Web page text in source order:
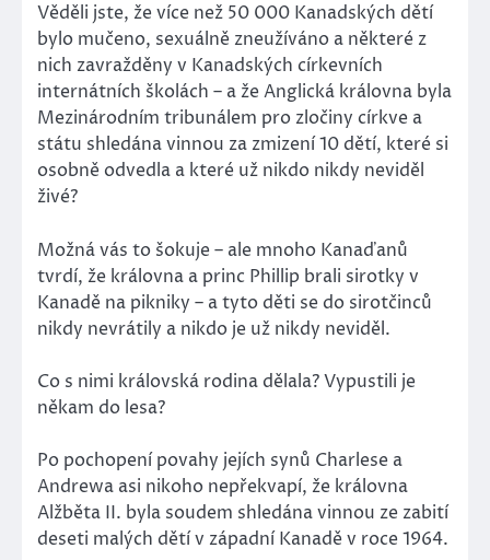
Věděli jste, že více než 50 000 Kanadských dětí
bylo mučeno, sexuálně zneužíváno a některé z
nich zavražděny v Kanadských církevních
internátních školách – a že Anglická královna byla
Mezinárodním tribunálem pro zločiny církve a
státu shledána vinnou za zmizení 10 dětí, které si
osobně odvedla a které už nikdo nikdy neviděl
živé?
Možná vás to šokuje – ale mnoho Kanaďanů
tvrdí, že královna a princ Phillip brali sirotky v
Kanadě na pikniky – a tyto děti se do sirotčinců
nikdy nevrátily a nikdo je už nikdy neviděl.
Co s nimi královská rodina dělala? Vypustili je
někam do lesa?
Po pochopení povahy jejích synů Charlese a
Andrewa asi nikoho nepřekvapí, že královna
Alžběta II. byla soudem shledána vinnou ze zabití
deseti malých dětí v západní Kanadě v roce 1964.